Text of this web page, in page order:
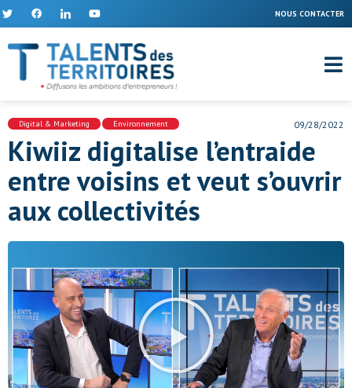
NOUS CONTACTER
Digital & Marketing Environnement 09/28/2022
Kiwiiz digitalise l’entraide
entre voisins et veut s’ouvrir
aux collectivités